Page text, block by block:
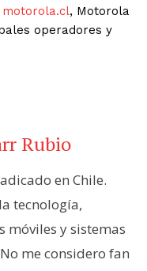
motorola.cl, Motorola
operadores y
Rubio
en Chile.
tecnología,
móviles y sistemas
me considero fan